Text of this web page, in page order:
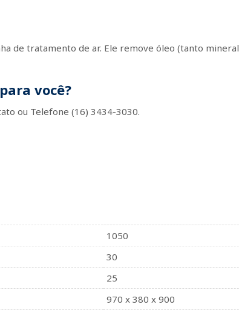
de tratamento de ar. Ele remove óleo (tanto
você?
ou Telefone (16) 3434-3030.
1050
30
25
970 x 380 x 900